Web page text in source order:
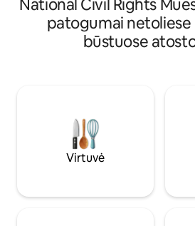
muzikos renginių vietų ir sporto
šis prabangus pabėgimas sujungia
aukščiausios kokybės apdailą su
gražiai suprojektuotas šis būstas yra
persikėlimas į nepamirštamą
National Civil Rights
patogumai netoliese
būstuose
Virtuvė